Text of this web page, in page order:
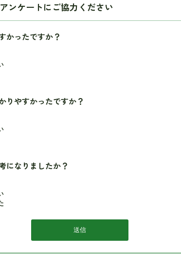
ンケートにご協力ください
かったですか？
りやすかったですか？
になりましたか？